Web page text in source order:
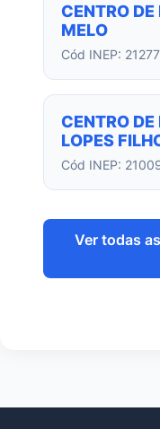
CENTRO
MELO
Cód INEP:
CENTRO DE
LOPES
Cód INEP:
Ver todas